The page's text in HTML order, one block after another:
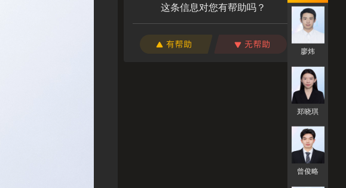
这条信息对您有帮助吗？
廖炜
郑晓琪
曾俊略